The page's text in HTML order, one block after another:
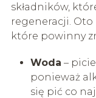
składników,
regeneracji. Oto
które powinny
Woda –
ponieważ
się pić co